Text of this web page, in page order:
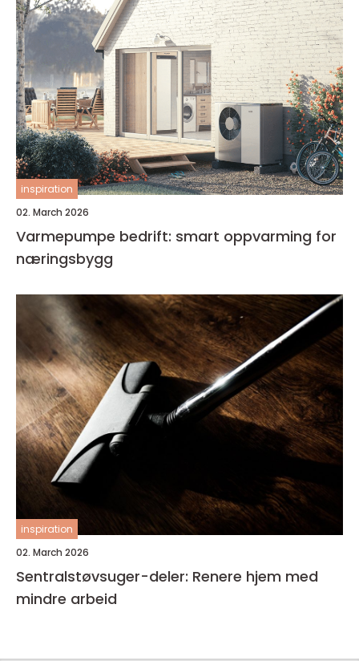
inspiration
02. March 2026
Varmepumpe bedrift: smart oppvarming for
næringsbygg
inspiration
02. March 2026
Sentralstøvsuger-deler: Renere hjem med
mindre arbeid